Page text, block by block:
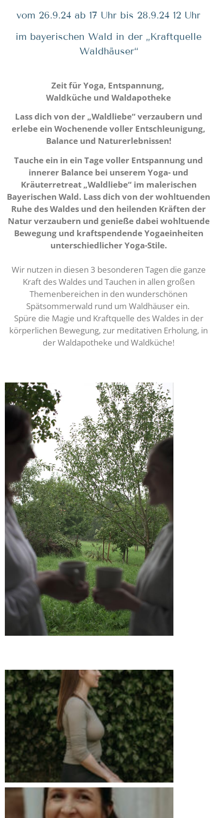
vom 26.9.24 ab 17 Uhr bis 28.9.24 12 Uhr
im bayerischen Wald in der „Kraftquelle
Waldhäuser“
Zeit für Yoga, Entspannung,
Waldküche und Waldapotheke
Lass dich von der „Waldliebe“ verzaubern und
erlebe ein Wochenende voller Entschleunigung,
Balance und Naturerlebnissen!
Taucheein in ein Tage voller Entspannung und
innerer Balance bei unserem Yoga- und
Kräuterretreat „Waldliebe“ im malerischen
Bayerischen Wald. Lass dich von der wohltuenden
Ruhe des Waldes und den heilenden Kräften der
Natur verzaubern und genieße dabei wohltuende
Bewegung und kraftspendende Yogaeinheiten
unterschiedlicher Yoga-Stile.
Wir nutzen in diesen 3 besonderen Tagen die ganze
Kraft des Waldes und Tauchen in allen großen
Themenbereichen in den wunderschönen
Spätsommerwald rund um Waldhäuser ein.
Spüre die Magie und Kraftquelle des Waldes in der
körperlichen Bewegung, zur meditativen Erholung, in
der Waldapotheke und Waldküche!